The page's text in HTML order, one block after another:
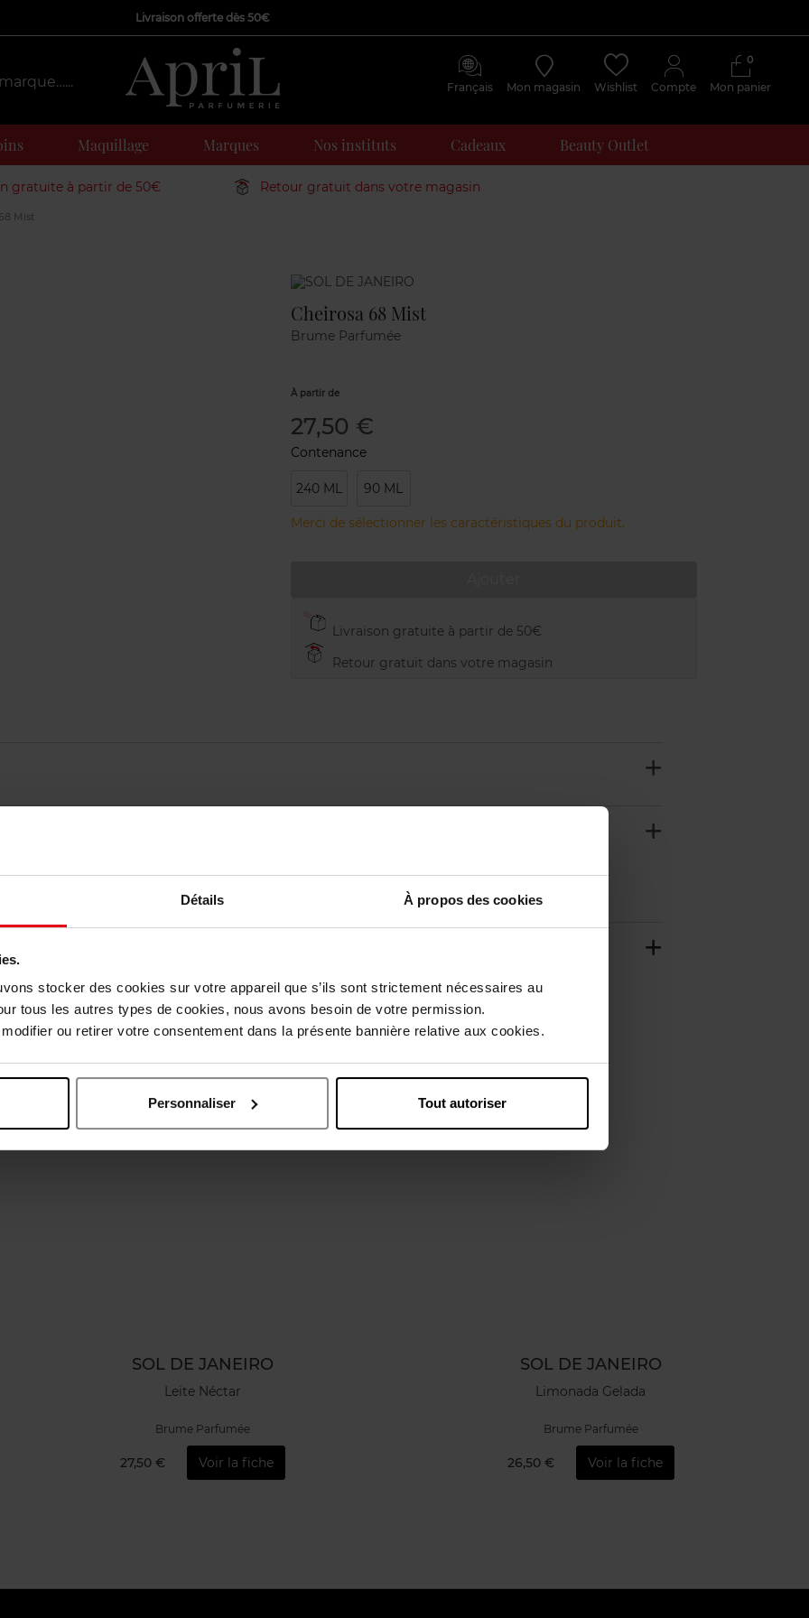
Détails À propos des cookies
stocker des cookies sur votre appareil que s’ils sont strictement nécessaires au
tous les autres types de cookies, nous avons besoin de votre permission.
ou retirer votre consentement dans la présente bannière relative aux cookies.
Personnaliser Tout autoriser
Livraison offerte dès 50€
Français Mon magasin Wishlist Compte Mon panier
0
Maquillage Marques Nos instituts Cadeaux Beauty Outlet
gratuite à partir de 50€ Retour gratuit dans votre magasin
Mist
Marque
Cheirosa 68 Mist
Brume Parfumée
À partir de
27,50 €
Contenance
240 ML 90 ML
Merci de sélectionner les caractéristiques du produit.
Livraison gratuite à partir de 50€
Retour gratuit dans votre magasin
Oublié quelque chose ?
SOL DE JANEIRO
Leite Néctar
Brume Parfumée
27,50 € Voir la fiche
SOL DE JANEIRO
Limonada Gelada
Brume Parfumée
26,50 € Voir la fiche